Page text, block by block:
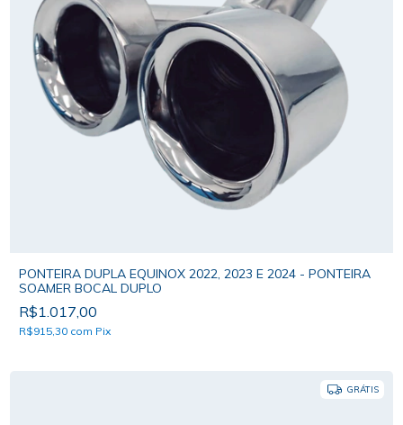
PONTEIRA DUPLA EQUINOX 2022, 2023 E 2024 - PONTEIRA
SOAMER BOCAL DUPLO
R$1.017,00
R$915,30 com Pix
GRÁTIS